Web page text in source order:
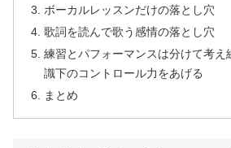
ボーカルレッスンだけの落とし穴
歌詞を読んで歌う感情の落とし穴
練習とパフォーマンスは分けて考え
識下のコントロール力をあげる
まとめ